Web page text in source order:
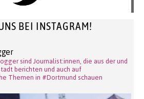
BEI INSTAGRAM!
sind Journalist:innen, die aus der und
berichten und auch auf
Themen in #Dortmund schauen